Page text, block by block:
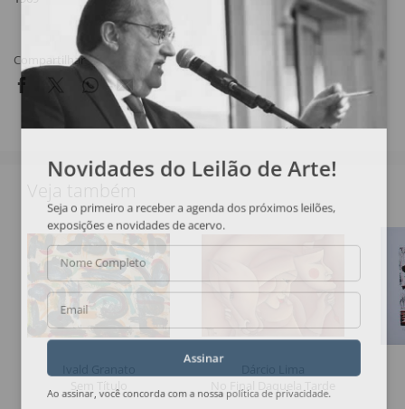
Compartilhar
Veja também
Sem Título
No Final Daquela Tarde
Novidades do Leilão de Arte!
Seja o primeiro a receber a agenda dos próximos leilões,
exposições e novidades de acervo.
Nome Completo
Email
Assinar
Ao assinar, você concorda com a nossa política de privacidade